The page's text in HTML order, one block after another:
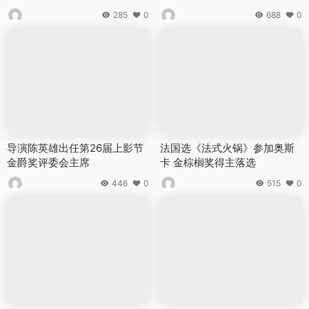
285 0 688 0
导演陈英雄出任第26届上影节
金爵奖评委会主席
446 0
法国选《法式火锅》参加奥斯
卡 金棕榈奖得主落选
515 0